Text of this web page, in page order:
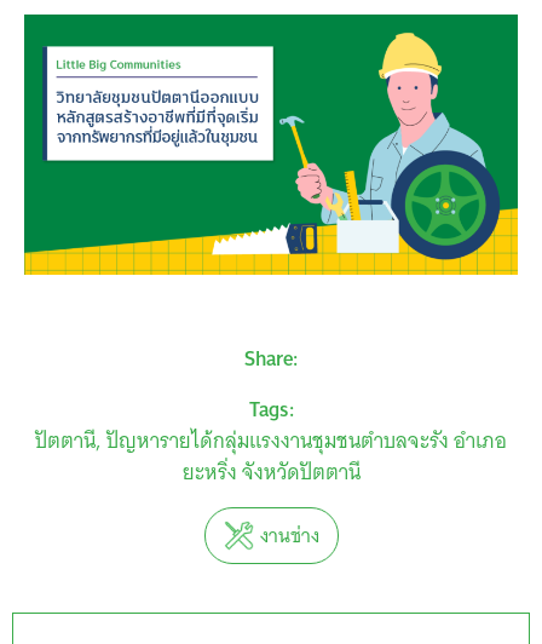
Share:
Tags:
ปัตตานี ปัญหารายได้กลุ่มแรงงานชุมชนตำบลจะรัง อำเภอ
ยะหริ่ง จังหวัดปัตตานี
งานช่าง